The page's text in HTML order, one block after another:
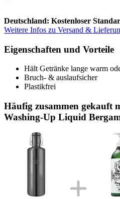
Deutschland: Kostenloser
Weitere Infos zu Versand &
Eigenschaften und Vorteile
Hält Getränke lange warm
Bruch- & auslaufsicher
Plastikfrei
Häufig zusammen gekauft
Washing-Up Liquid